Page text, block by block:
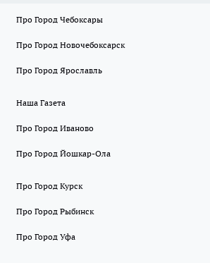
Про Город Чебоксары
Про Город Новочебоксарск
Про Город Ярославль
Наша Газета
Про Город Иваново
Про Город Йошкар-Ола
Про Город Курск
Про Город Рыбинск
Про Город Уфа